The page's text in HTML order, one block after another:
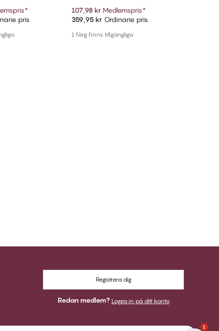
i varukorg
*
pris
Lägg till i varukorg
107,98 kr Medlemspris*
359,95 kr Ordinarie pris
1 färg finns tillgängliga
Registrera dig
Redan medlem? Logga in på ditt konto
1